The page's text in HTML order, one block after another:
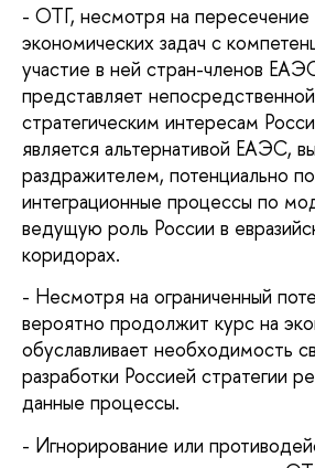
- ОТГ, несмотря на пересечение
экономических задач с
участие в ней стран-членов
представляет
стратегическим интересам
является альтернативой ЕАЭС,
раздражителем, потенциально
интеграционные процессы по
ведущую роль России в
коридорах.
- Несмотря на ограниченный
вероятно продолжит курс на
обуславливает необходимость
разработки Россией стратегии
данные процессы.
- Игнорирование или